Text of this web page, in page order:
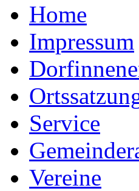
Home
Impressum
Service
Vereine